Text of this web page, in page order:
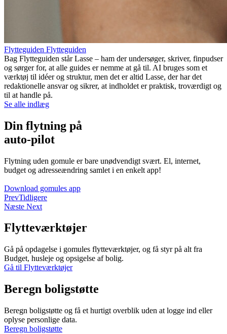
Flytteguiden Flytteguiden
Bag Flytteguiden står Lasse – ham der undersøger, skriver, finpudser
og sørger for, at alle guides er nemme at gå til. AI bruges som et
værktøj til idéer og struktur, men det er altid Lasse, der har det
redaktionelle ansvar og sikrer, at indholdet er praktisk, troværdigt og
til at handle på.
Se alle indlæg
Din flytning på
auto-pilot
Flytning uden gomule er bare unødvendigt svært. El, internet,
budget og adresseændring samlet i en enkelt app!
Download gomules app
PrevTidligere
Næste Next
Flytteværktøjer
Gå på opdagelse i gomules flytteværktøjer, og få styr på alt fra
Budget, husleje og opsigelse af bolig.
Gå til Flytteværktøjer
Beregn boligstøtte
Beregn boligstøtte og få et hurtigt overblik uden at logge ind eller
oplyse personlige data.
Beregn boligstøtte